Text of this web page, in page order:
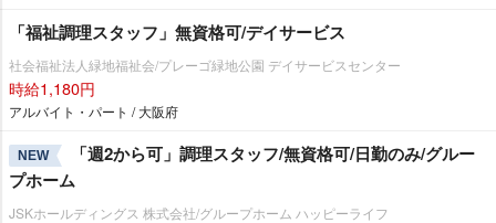
「福祉調理スタッフ」無資格可/デイサービス
社会福祉法人緑地福祉会/プレーゴ緑地公園 デイサービスセンター
時給1,180円
アルバイト・パート / 大阪府
NEW
「週2から可」調理スタッフ/無資格可/日勤のみ/グルー
プホーム
JSKホールディングス 株式会社/グループホーム ハッピーライフ